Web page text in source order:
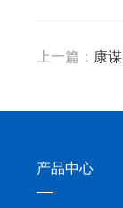
上一篇： 康
产品中心